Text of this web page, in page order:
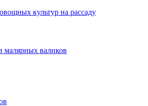
культур на рассаду
малярных валиков